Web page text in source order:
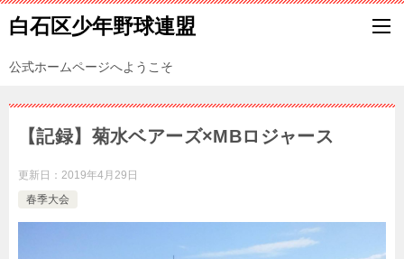
白石区少年野球連盟
公式ホームページへようこそ
【記録】菊水ベアーズ×MBロジャース
更新日： 2019年4月29日
春季大会